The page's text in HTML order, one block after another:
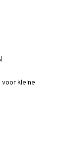
voor kleine